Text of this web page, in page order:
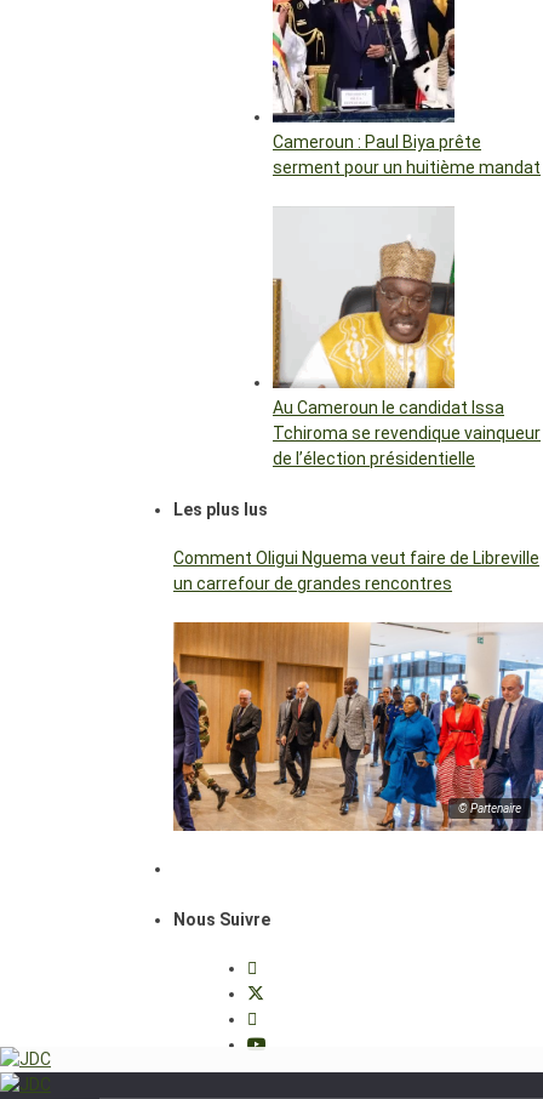
Cameroun : Paul Biya prête
serment pour un huitième mandat
Au Cameroun le candidat Issa
Tchiroma se revendique vainqueur
de l’élection présidentielle
Les plus lus
Comment Oligui Nguema veut faire de Libreville
un carrefour de grandes rencontres
© Partenaire
Nous Suivre